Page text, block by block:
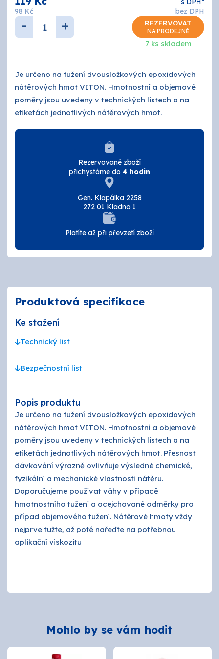
O nás
Je určeno na tužení dvousložkových epoxidových
nátěrových hmot VITON. Hmotnostní a objemové
poměry jsou uvedeny v technických listech a na
etiketách jednotlivých nátěrových hmot.
s DPH*
98 Kč
bez DPH
- + REZERVOVAT
NA PRODEJNĚ
7 ks skladem
Rezervované zboží
přichystáme do 4 hodin
Gen. Klapálka 2258
272 01 Kladno 1
Platíte až při převzetí zboží
Produktová specifikace
Ke stažení
Technický list
Bezpečnostní list
Popis produktu
Je určeno na tužení dvousložkových epoxidových
nátěrových hmot VITON. Hmotnostní a objemové
poměry jsou uvedeny v technických listech a na
etiketách jednotlivých nátěrových hmot. Přesnost
dávkování výrazně ovlivňuje výsledné chemické,
fyzikální a mechanické vlastnosti nátěru.
Doporučujeme používat váhy v případě
hmotnostního tužení a ocejchované odměrky pro
případ objemového tužení. Nátěrové hmoty vždy
nejprve tužte, až poté nařeďte na potřebnou
aplikační viskozitu
Mohlo by se vám hodit